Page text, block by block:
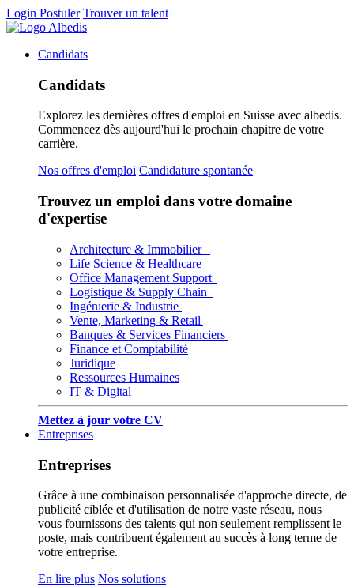
Login Postuler Trouver un talent
Candidats
Candidats
Explorez les dernières offres d'emploi en Suisse avec albedis.
Commencez dès aujourd'hui le prochain chapitre de votre
carrière.
Nos offres d'emploi Candidature spontanée
Trouvez un emploi dans votre domaine
d'expertise
Architecture & Immobilier
Life Science & Healthcare
Office Management Support
Logistique & Supply Chain
Ingénierie & Industrie
Vente, Marketing & Retail
Banques & Services Financiers
Finance et Comptabilité
Juridique
Ressources Humaines
IT & Digital
Mettez à jour votre CV
Entreprises
Entreprises
Grâce à une combinaison personnalisée d'approche directe, de
publicité ciblée et d'utilisation de notre vaste réseau, nous
vous fournissons des talents qui non seulement remplissent le
poste, mais contribuent également au succès à long terme de
votre entreprise.
En lire plus Nos solutions